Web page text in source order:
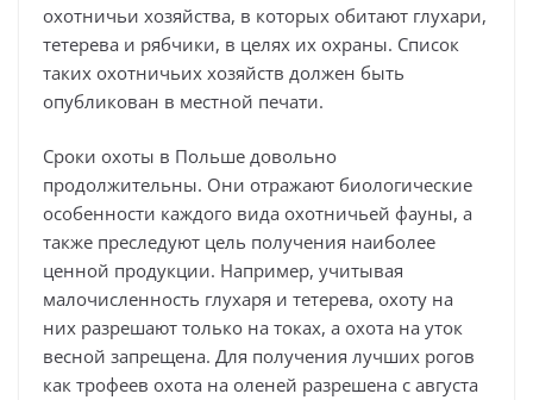
охотничьи хозяйства, в которых обитают глухари,
тетерева и рябчики, в целях их охраны. Список
таких охотничьих хозяйств должен быть
опубликован в местной печати.
Сроки охоты в Польше довольно
продолжительны. Они отражают биологические
особенности каждого вида охотничьей фауны, а
также преследуют цель получения наиболее
ценной продукции. Например, учитывая
малочисленность глухаря и тетерева, охоту на
них разрешают только на токах, а охота на уток
весной запрещена. Для получения лучших рогов
как трофеев охота на оленей разрешена с августа